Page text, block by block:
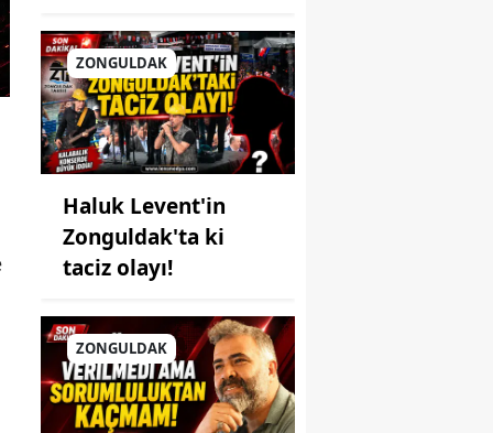
ZONGULDAK
Haluk Levent'in
Zonguldak'ta ki
taciz olayı!
ZONGULDAK